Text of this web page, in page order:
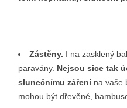
Zástěny. I na zasklený
paravány. Nejsou sice tak
slunečnímu zářenína vaše
mohou být dřevěné,